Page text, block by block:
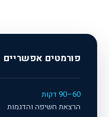
פורמטים אפשריים
60–90 דקות
הרצאת חשיפה והדגמות